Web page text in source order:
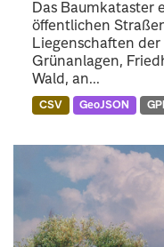
Das Baumkataster
öffentlichen
Liegenschaften
Grünanlagen,
Wald, an...
CSV GeoJSON